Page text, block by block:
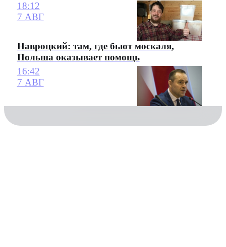
18:12
7 АВГ
Навроцкий: там, где бьют москаля,
Польша оказывает помощь
16:42
7 АВГ